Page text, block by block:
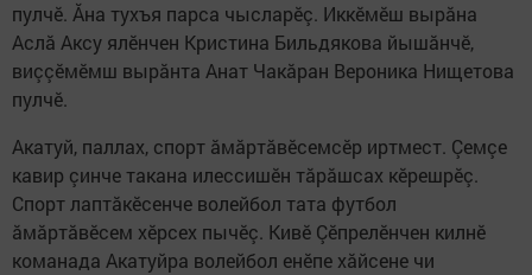
пулчӗ. Ăна тухъя парса чысларӗç. Иккӗмӗш вырăна
Аслă Аксу ялӗнчен Кристина Бильдякова йышăнчӗ,
виççӗмӗмш вырăнта Анат Чакăран Вероника Нищетова
пулчӗ.
Акатуй, паллах, спорт ăмăртăвӗсемсӗр иртмест. Çемçе
кавир çинче такана илессишӗн тăрăшсах кӗрешрӗç.
Спорт лаптăкӗсенче волейбол тата футбол
ăмăртăвӗсем хӗрсех пычӗç. Кивӗ Çӗпрелӗнчен килнӗ
команада Акатуйра волейбол енӗпе хăйсене чи